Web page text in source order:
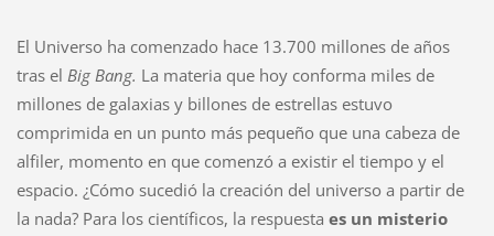
El Universo ha comenzado hace 13.700 millones de años
tras el Big Bang. La materia que hoy conforma miles de
millones de galaxias y billones de estrellas estuvo
comprimida en un punto más pequeño que una cabeza de
alfiler, momento en que comenzó a existir el tiempo y el
espacio. ¿Cómo sucedió la creación del universo a partir de
la nada? Para los científicos, la respuesta es un misterio